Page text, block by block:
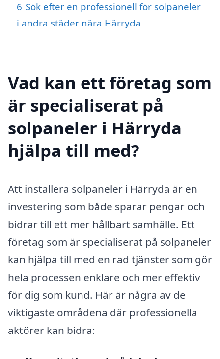
6 Sök efter en professionell för solpaneler
i andra städer nära Härryda
Vad kan ett företag som
är specialiserat på
solpaneler i Härryda
hjälpa till med?
Att installera solpaneler i Härryda är en
investering som både sparar pengar och
bidrar till ett mer hållbart samhälle. Ett
företag som är specialiserat på solpaneler
kan hjälpa till med en rad tjänster som gör
hela processen enklare och mer effektiv
för dig som kund. Här är några av de
viktigaste områdena där professionella
aktörer kan bidra: